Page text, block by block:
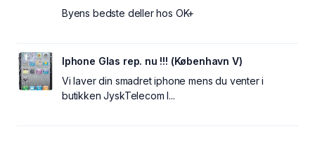
Byens bedste deller hos OK+
Iphone Glas rep. nu !!! (København V)
Vi laver din smadret iphone mens du venter i
butikken JyskTelecom I...